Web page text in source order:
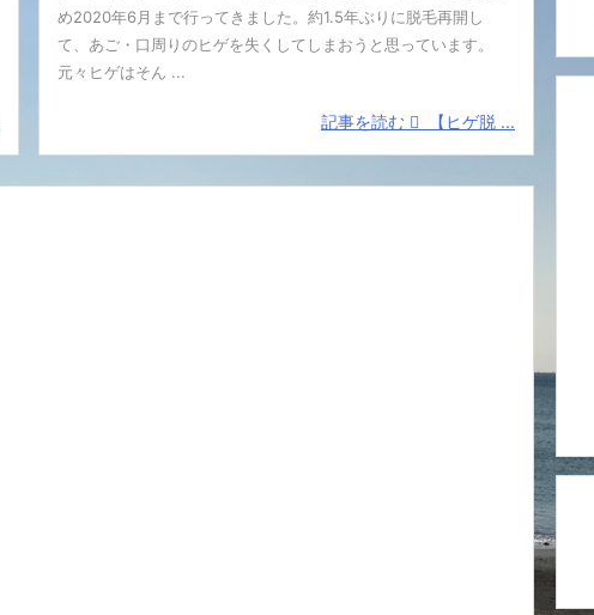
め2020年6月まで行ってきました。約1.5年ぶりに脱毛再開し
て、あご・口周りのヒゲを失くしてしまおうと思っています。
元々ヒゲはそん ...
記事を読む 【ヒゲ脱 ...